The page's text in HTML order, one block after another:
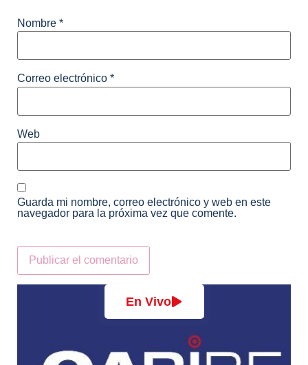
Nombre *
Correo electrónico *
Web
Guarda mi nombre, correo electrónico y web en este
navegador para la próxima vez que comente.
En Vivo